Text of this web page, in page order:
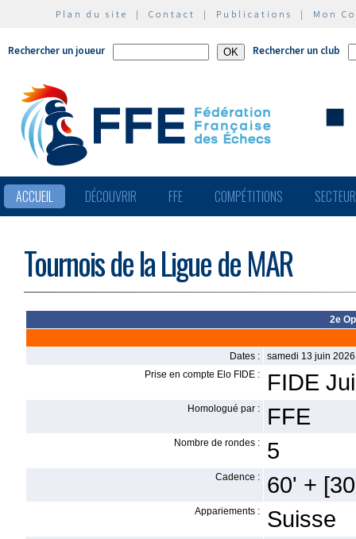
Plan du site | Contact | Publications | Mon
Rechercher un joueur Rechercher un club
ACCUEIL DÉCOUVRIR FFE COMPÉTITIONS
Tournois de la Ligue de MAR
2e
Dates :
samedi 13 juin
Prise en compte Elo FIDE :
FIDE
Homologué par : FFE
Nombre de rondes : 5
Cadence : 60' +
Appariements : Suisse